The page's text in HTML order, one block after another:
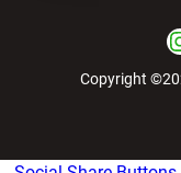
Copyright